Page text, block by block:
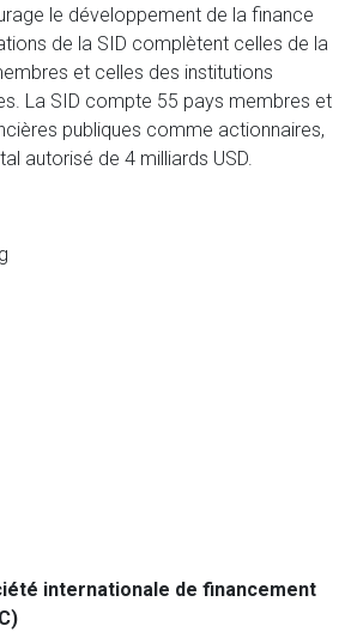
le développement de la finance
de la SID complètent celles de la
et celles des institutions
La SID compte 55 pays membres et
publiques comme actionnaires,
autorisé de 4 milliards USD.
internationale de financement